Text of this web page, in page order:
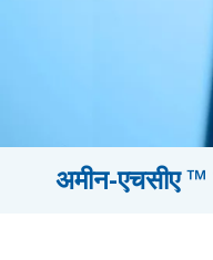
अमीन-एचसीए ™